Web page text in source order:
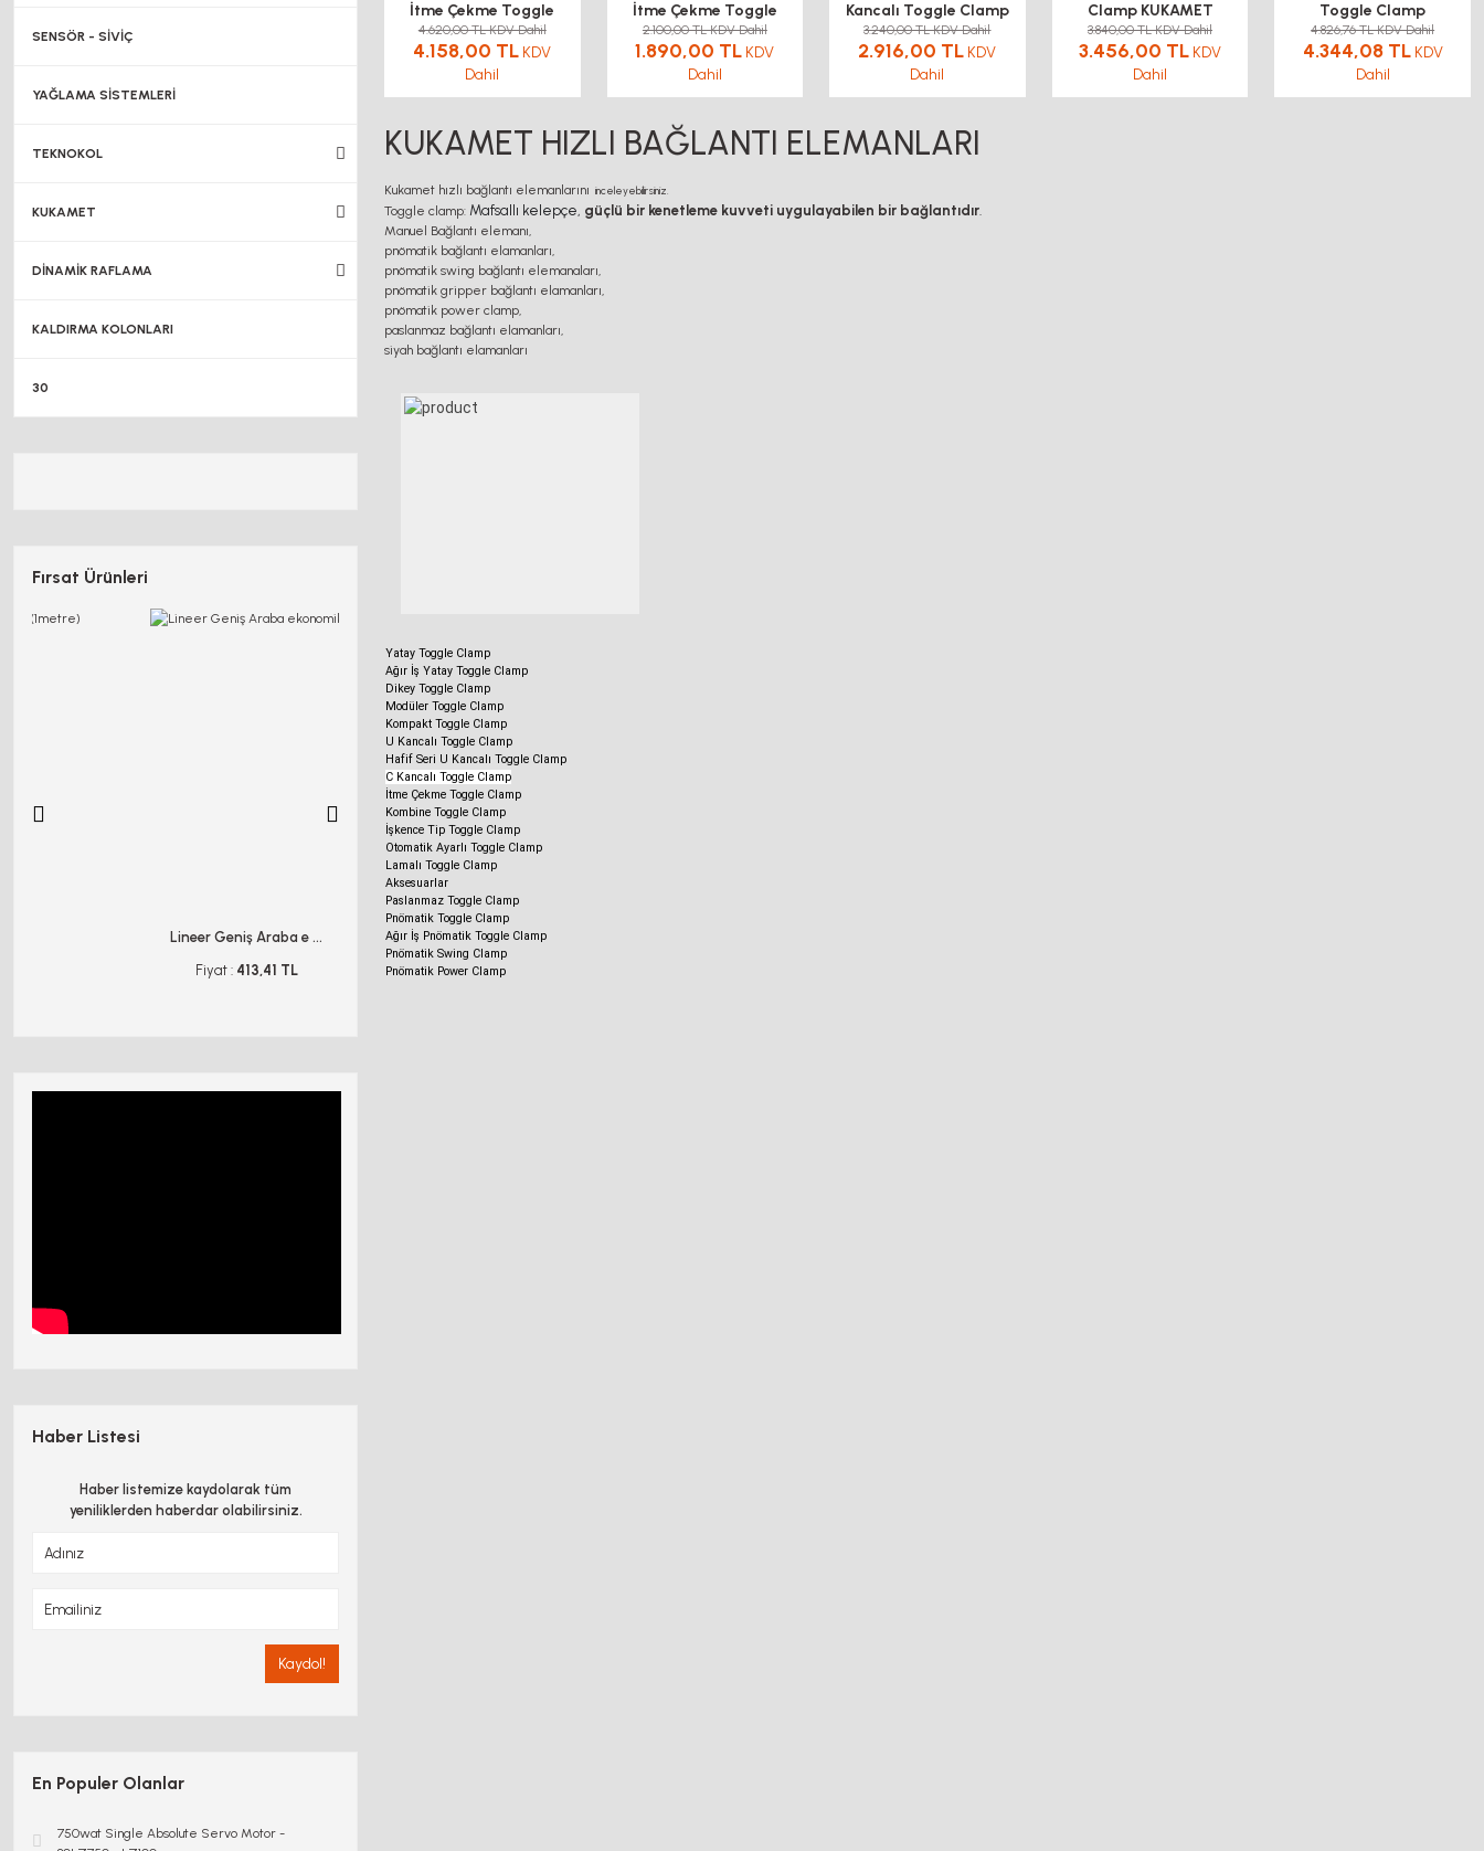
SENSÖR - SİVİÇ
YAĞLAMA SİSTEMLERİ
TEKNOKOL
KUKAMET
DİNAMİK RAFLAMA
KALDIRMA KOLONLARI
30
Fırsat Ürünleri
Lineer Geniş Araba e ...
413,41 TL
JJ Lineer Ray Ekonom ...
Fiyat :906,87 TL
Haber Listesi
Haber listemize kaydolarak tüm
yeniliklerden haberdar olabilirsiniz.
Kaydol!
En Populer Olanlar
750wat Single Absolute Servo Motor -
İtme Çekme Toggle
Clamp kukamet
4.620,00 TL KDV Dahil
4.158,00 TL KDV
Dahil
İtme Çekme Toggle
Clamp kukamet
2.100,00 TL KDV Dahil
1.890,00 TL KDV
Dahil
Kancalı Toggle Clamp
KUKAMET
3.240,00 TL KDV Dahil
2.916,00 TL KDV
Dahil
Clamp KUKAMET
3.840,00 TL KDV Dahil
3.456,00 TL KDV
Dahil
Toggle Clamp
kukamet
4.826,76 TL KDV Dahil
4.344,08 TL KDV
Dahil
KUKAMET HIZLI BAĞLANTI ELEMANLARI
Kukamet hızlı bağlantı elemanlarını inceleyebilirsiniz.
Toggle clamp: Mafsallı kelepçe, güçlü bir kenetleme kuvveti uygulayabilen bir bağlantıdır.
Manuel Bağlantı elemanı,
pnömatik bağlantı elamanları,
pnömatik swing bağlantı elemanaları,
pnömatik gripper bağlantı elamanları,
pnömatik power clamp,
paslanmaz bağlantı elamanları,
siyah bağlantı elamanları
Yatay Toggle Clamp
Ağır İş Yatay Toggle Clamp
Dikey Toggle Clamp
Modüler Toggle Clamp
Kompakt Toggle Clamp
U Kancalı Toggle Clamp
Hafif Seri U Kancalı Toggle Clamp
C Kancalı Toggle Clamp
İtme Çekme Toggle Clamp
Kombine Toggle Clamp
İşkence Tip Toggle Clamp
Otomatik Ayarlı Toggle Clamp
Lamalı Toggle Clamp
Aksesuarlar
Paslanmaz Toggle Clamp
Pnömatik Toggle Clamp
Ağır İş Pnömatik Toggle Clamp
Pnömatik Swing Clamp
Pnömatik Power Clamp